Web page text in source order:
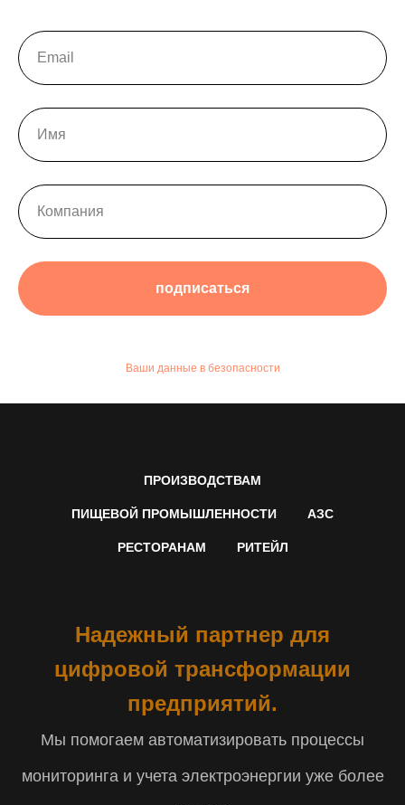
подписаться
Ваши данные в безопасности
ПРОИЗВОДСТВАМ
ПИЩЕВОЙ ПРОМЫШЛЕННОСТИ АЗС
РЕСТОРАНАМ РИТЕЙЛ
Надежный партнер для
цифровой трансформации
предприятий.
Мы помогаем автоматизировать процессы
мониторинга и учета электроэнергии уже более